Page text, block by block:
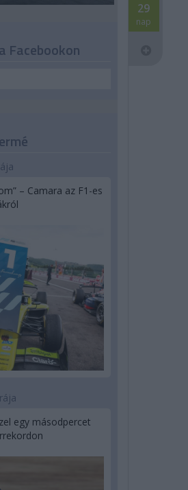
29
nap
Facebookon
– Camara az F1-es
egy másodpercet